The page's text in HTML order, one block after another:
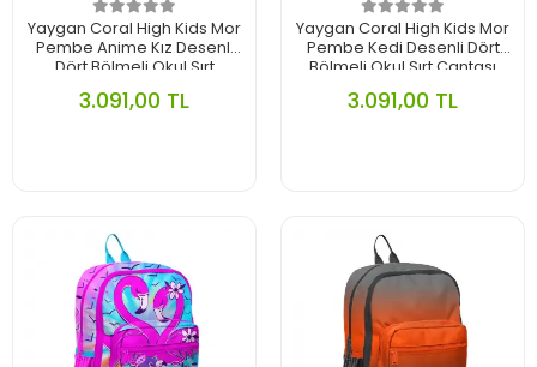
Yaygan Coral High Kids Mor
Pembe Anime Kız Desenli
Dört Bölmeli Okul Sırt
3.091,00 TL
Yaygan Coral High Kids Mor
Pembe Kedi Desenli Dört
Bölmeli Okul Sırt Çantası
3.091,00 TL